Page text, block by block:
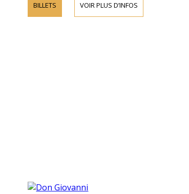
BILLETS VOIR PLUS D’INFOS